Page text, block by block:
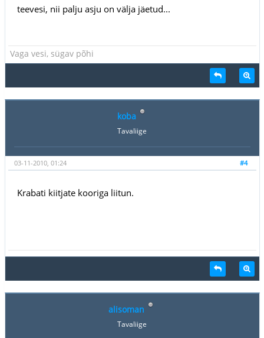
teevesi, nii palju asju on välja jäetud...
Vaga vesi, sügav põhi
koba
Tavaliige
#4
03-11-2010, 01:24
Krabati kiitjate kooriga liitun.
alisoman
Tavaliige